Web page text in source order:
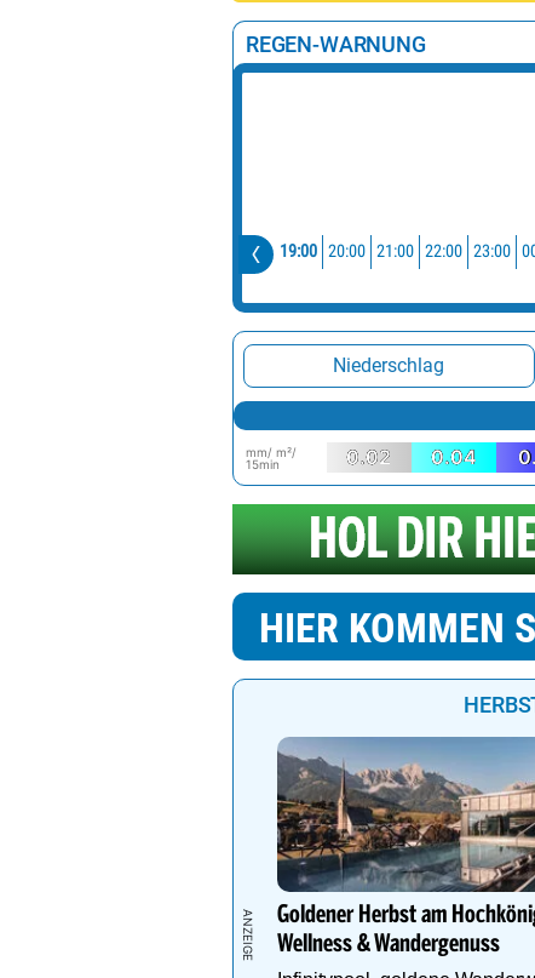
REGEN-WARNUNG
19:00 20:00 21:00 22:00 23:00
Niederschlag
mm/ m²/
15min
0.02 0.04
HIER KOMMEN
Goldener Herbst am
Wellness & Wandergenuss